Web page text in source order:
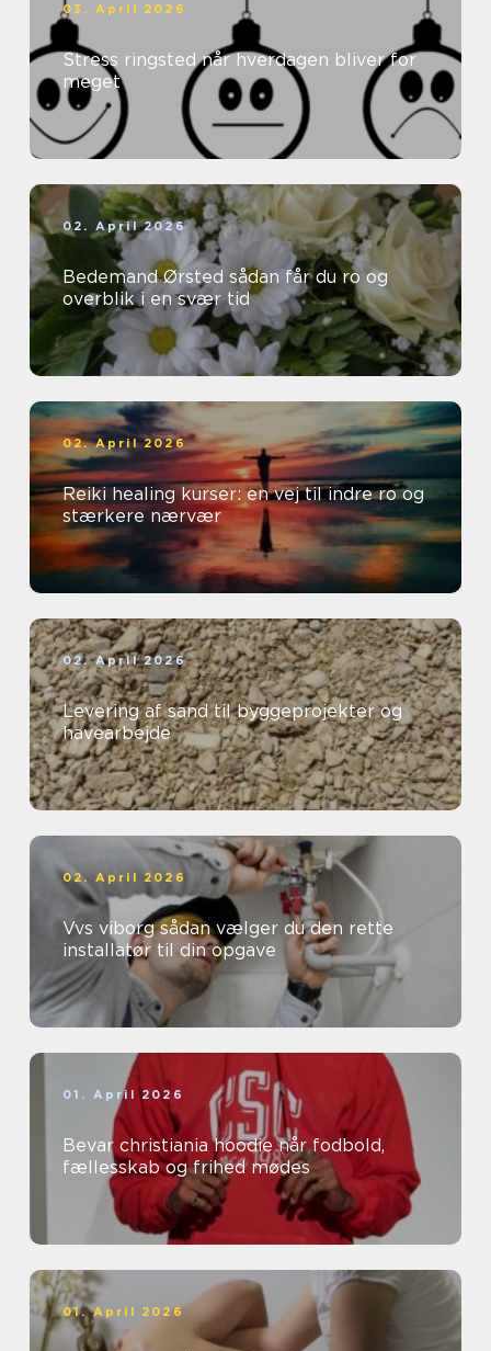
03. April 2026
Stress ringsted når hverdagen bliver for
meget
02. April 2026
Bedemand Ørsted sådan får du ro og
overblik i en svær tid
02. April 2026
Reiki healing kurser: en vej til indre ro og
stærkere nærvær
02. April 2026
Levering af sand til byggeprojekter og
havearbejde
02. April 2026
Vvs viborg sådan vælger du den rette
installatør til din opgave
01. April 2026
Bevar christiania hoodie når fodbold,
fællesskab og frihed mødes
01. April 2026